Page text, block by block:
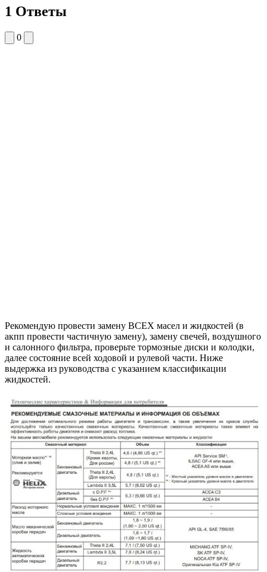
1 Ответы
0
Рекомендую провести замену ВСЕХ масел и жидкостей (в
акпп провести частичную замену), замену свечей, воздушного
и салонного фильтра, проверьте тормозные диски и колодки,
далее состояние всей ходовой и рулевой части. Ниже
выдержка из руководства с указанием классификации
жидкостей.